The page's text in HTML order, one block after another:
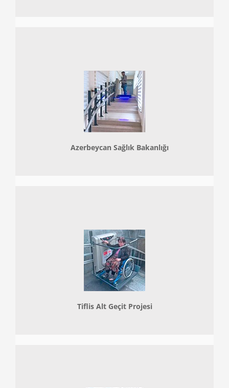
Azerbeycan Sağlık Bakanlığı
Tiflis Alt Geçit Projesi